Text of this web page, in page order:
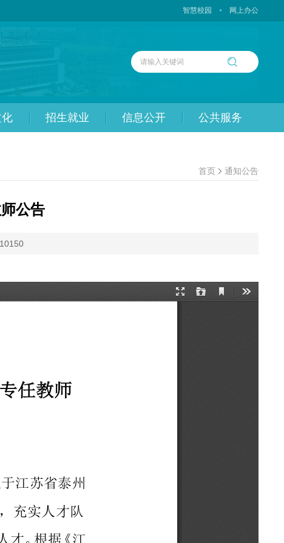
智慧校园 网上办公
招生就业 信息公开 公共服务
首页 通知公告
公告
10150